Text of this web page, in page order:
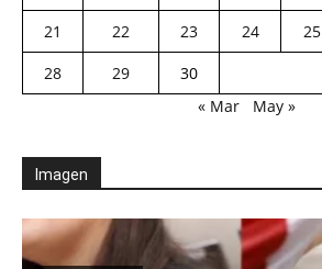
21
22 23 24 25
28
29
30
« Mar
May »
Imagen